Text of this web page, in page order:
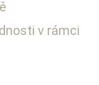
v rámci